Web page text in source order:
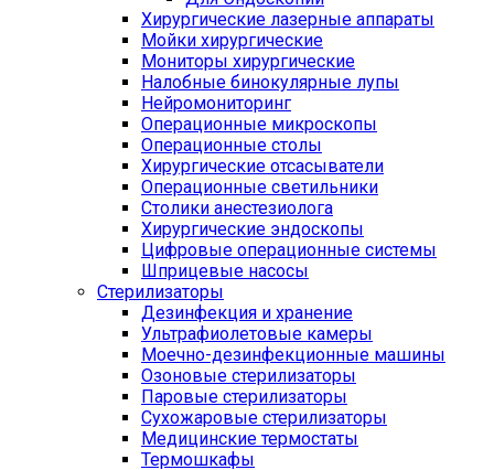
Хирургические лазерные аппараты
Мойки хирургические
Мониторы хирургические
Налобные бинокулярные лупы
Нейромониторинг
Операционные микроскопы
Операционные столы
Хирургические отсасыватели
Операционные светильники
Столики анестезиолога
Хирургические эндоскопы
Цифровые операционные системы
Шприцевые насосы
Стерилизаторы
Дезинфекция и хранение
Ультрафиолетовые камеры
Моечно-дезинфекционные машины
Озоновые стерилизаторы
Паровые стерилизаторы
Сухожаровые стерилизаторы
Медицинские термостаты
Термошкафы